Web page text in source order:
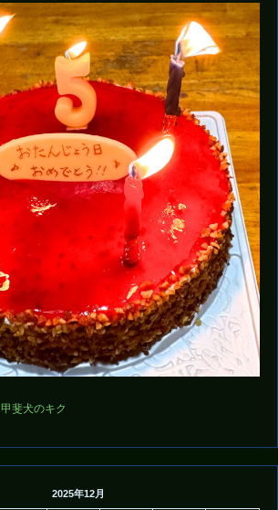
甲斐犬のキク
2025年12月